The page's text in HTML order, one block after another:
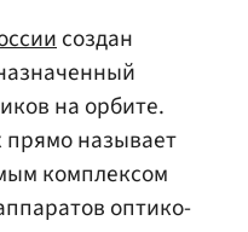
создан
на орбите.
называет
комплексом
оптико-